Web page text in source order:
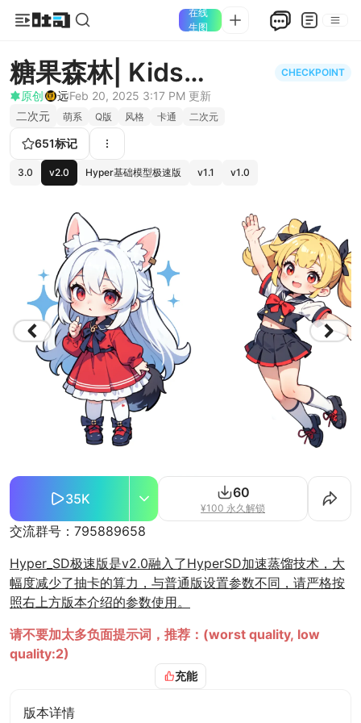
在线
生图
糖果森林| Kids
Illustration Style
CHECKPOINT
原创 远Feb 20, 2025 3:17 PM 更新
二次元
萌系 Q版 风格 卡通 二次元
651标记
3.0 v2.0 Hyper基础模型极速版 v1.1 v1.0
35K 60
¥100 永久解锁
交流群号：795889658
Hyper_SD极速版是v2.0融入了HyperSD加速蒸馏技术，大
幅度减少了抽卡的算力，与普通版设置参数不同，请严格按
照右上方版本介绍的参数使用。
请不要加太多负面提示词，推荐：(worst quality, low
quality:2)
这是一个擅长Q版插画的模型，可以生成插画、海报等
除了自己训练的部分，里面还使用分层融合
充能
版本详情